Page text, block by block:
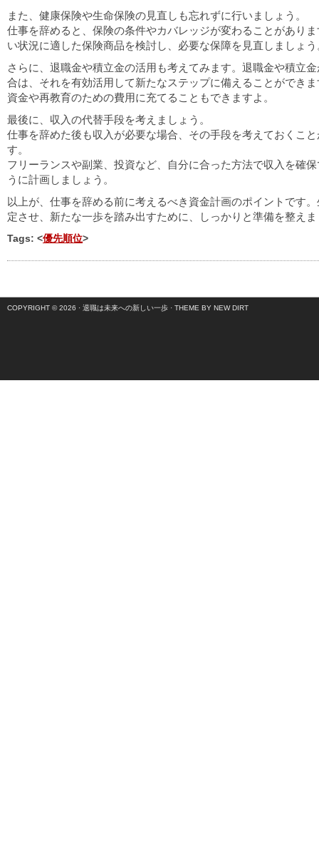
また、健康保険や生命保険の見直しも忘れずに行いましょう。
仕事を辞めると、保険の条件やカバレッジが変わることがあり
い状況に適した保険商品を検討し、必要な保障を見直しましょう
さらに、退職金や積立金の活用も考えてみます。退職金や積立
合は、それを有効活用して新たなステップに備えることができ
資金や再教育のための費用に充てることもできますよ。
最後に、収入の代替手段を考えましょう。
仕事を辞めた後も収入が必要な場合、その手段を考えておくこ
す。
フリーランスや副業、投資など、自分に合った方法で収入を確
うに計画しましょう。
以上が、仕事を辞める前に考えるべき資金計画のポイントです
定させ、新たな一歩を踏み出すために、しっかりと準備を整え
Tags: <優先順位>
COPYRIGHT © 2026 · 退職は未来への新しい一歩 · THEME BY NEW DIRT